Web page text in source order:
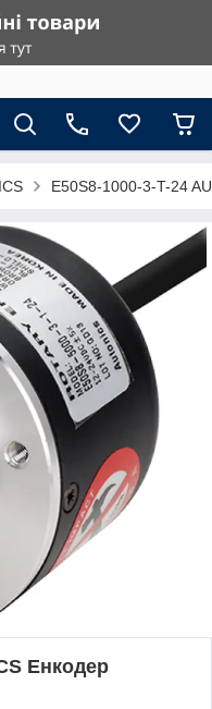
E50S8-1000-3-T-24
Енкодер